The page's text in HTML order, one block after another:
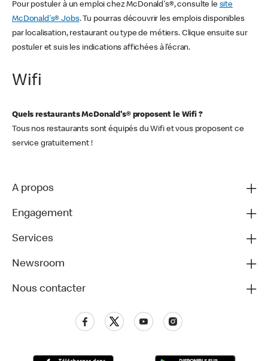
Pour postuler à un emploi chez McDonald's®, consulte le site
McDonald's® Jobs. Tu pourras découvrir les emplois disponibles
par localisation, restaurant ou type de métiers. Clique ensuite sur
postuler et suis les indications affichées à l’écran.
Wifi
Quels restaurants McDonald's® proposent le Wifi ?
Tous nos restaurants sont équipés du Wifi et vous proposent ce
service gratuitement !
A propos
Engagement
Services
Newsroom
Nous contacter